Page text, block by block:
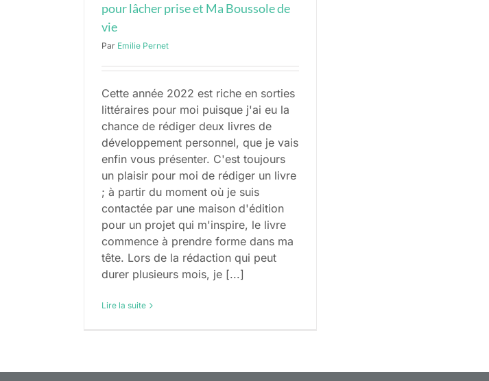
pour lâcher prise et Ma Boussole de
vie
Par Emilie Pernet
Cette année 2022 est riche en sorties
littéraires pour moi puisque j'ai eu la
chance de rédiger deux livres de
développement personnel, que je vais
enfin vous présenter. C'est toujours
un plaisir pour moi de rédiger un livre
; à partir du moment où je suis
contactée par une maison d'édition
pour un projet qui m'inspire, le livre
commence à prendre forme dans ma
tête. Lors de la rédaction qui peut
durer plusieurs mois, je [...]
Lire la suite